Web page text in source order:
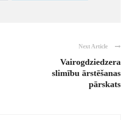
Next Article
Vairogdziedzera
slimību ārstēšanas
pārskats